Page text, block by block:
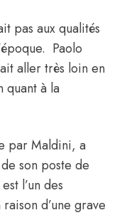
pas aux qualités
Paolo
aller très loin en
quant à la
par Maldini, a
son poste de
l’un des
d’une grave